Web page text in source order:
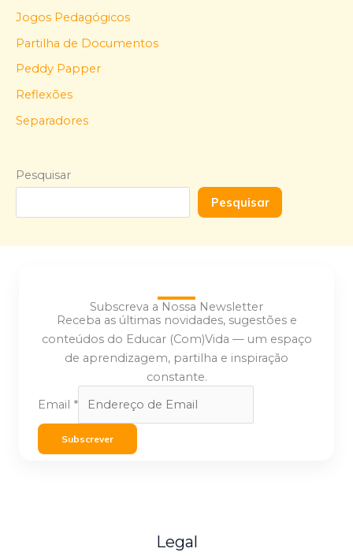
Jogos Pedagógicos
Partilha de Documentos
Peddy Papper
Reflexões
Separadores
Pesquisar
Pesquisar
Subscreva a Nossa Newsletter
Receba as últimas novidades, sugestões e
conteúdos do Educar (Com)Vida — um espaço
de aprendizagem, partilha e inspiração
constante.
Email *
Subscrever
Legal